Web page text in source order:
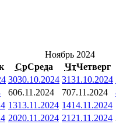
Ноябрь 2024
СрСреда ЧтЧетверг
3030.10.2024 3131.10.2024
606.11.2024 707.11.2024
1313.11.2024 1414.11.2024
2020.11.2024 21 21.11.2024